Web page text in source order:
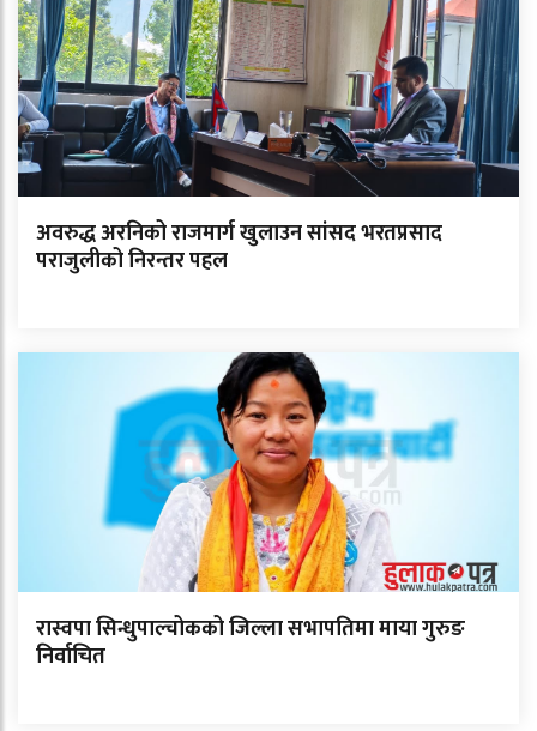
अवरुद्ध अरनिको राजमार्ग खुलाउन सांसद भरतप्रसाद
पराजुलीको निरन्तर पहल
रास्वपा सिन्धुपाल्चोकको जिल्ला सभापतिमा माया गुरुङ
निर्वाचित